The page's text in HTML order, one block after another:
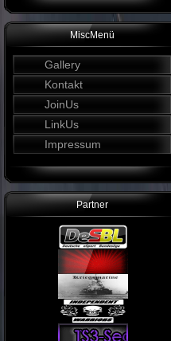
MiscMenü
Gallery
Kontakt
JoinUs
LinkUs
Impressum
Partner